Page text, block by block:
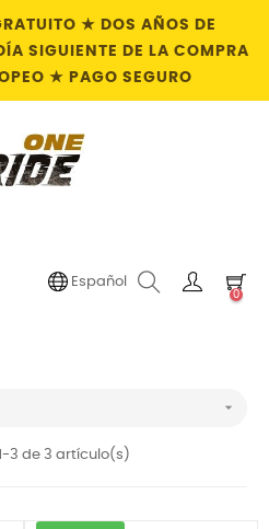
★ DOS AÑOS DE
SIGUIENTE DE LA COMPRA
★ PAGO SEGURO
Español
0

3 de 3 artículo(s)